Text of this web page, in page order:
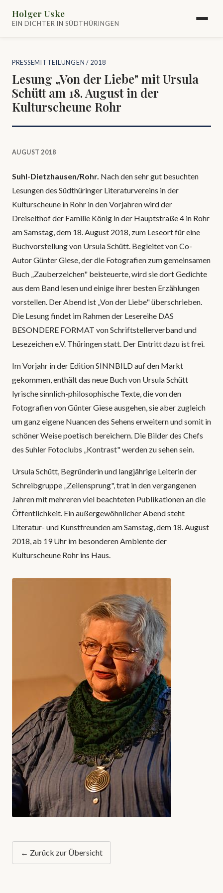
Holger Uske
EIN DICHTER IN SÜDTHÜRINGEN
PRESSEMITTEILUNGEN / 2018
Lesung „Von der Liebe" mit Ursula
Schütt am 18. August in der
Kulturscheune Rohr
AUGUST 2018
Suhl-Dietzhausen/Rohr. Nach den sehr gut besuchten
Lesungen des Südthüringer Literaturvereins in der
Kulturscheune in Rohr in den Vorjahren wird der
Dreiseithof der Familie König in der Hauptstraße 4 in Rohr
am Samstag, dem 18. August 2018, zum Leseort für eine
Buchvorstellung von Ursula Schütt. Begleitet von Co-
Autor Günter Giese, der die Fotografien zum gemeinsamen
Buch „Zauberzeichen" beisteuerte, wird sie dort Gedichte
aus dem Band lesen und einige ihrer besten Erzählungen
vorstellen. Der Abend ist „Von der Liebe" überschrieben.
Die Lesung findet im Rahmen der Lesereihe DAS
BESONDERE FORMAT von Schriftstellerverband und
Lesezeichen e.V. Thüringen statt. Der Eintritt dazu ist frei.
Im Vorjahr in der Edition SINNBILD auf den Markt
gekommen, enthält das neue Buch von Ursula Schütt
lyrische sinnlich-philosophische Texte, die von den
Fotografien von Günter Giese ausgehen, sie aber zugleich
um ganz eigene Nuancen des Sehens erweitern und somit in
schöner Weise poetisch bereichern. Die Bilder des Chefs
des Suhler Fotoclubs „Kontrast" werden zu sehen sein.
Ursula Schütt, Begründerin und langjährige Leiterin der
Schreibgruppe „Zeilensprung", trat in den vergangenen
Jahren mit mehreren viel beachteten Publikationen an die
Öffentlichkeit. Ein außergewöhnlicher Abend steht
Literatur- und Kunstfreunden am Samstag, dem 18. August
2018, ab 19 Uhr im besonderen Ambiente der
Kulturscheune Rohr ins Haus.
← Zurück zur Übersicht